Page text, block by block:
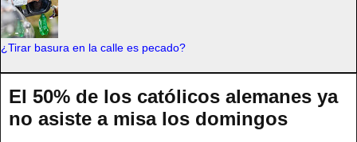
¿Tirar basura en la calle es pecado?
El 50% de los católicos alemanes ya
no asiste a misa los domingos